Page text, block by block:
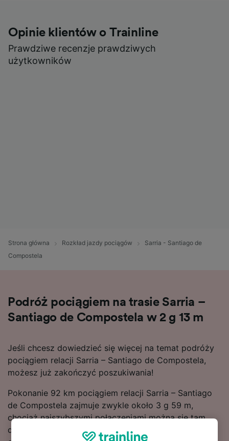
Opinie klientów o Trainline
Prawdziwe recenzje prawdziwych
użytkowników
Strona główna Rozkład jazdy pociągów
Sarria - Santiago de
Compostela
Podróż pociągiem na trasie Sarria –
Santiago de Compostela w 2 g 13 m
Jeśli chcesz dowiedzieć się więcej na temat podróży
pociągiem relacji Sarria – Santiago de Compostela,
możesz już zakończyć poszukiwania!
Pokonanie 92 km pociągiem relacji Sarria – Santiago
de Compostela zajmuje zwykle około 3 g 59 m,
chociaż najszybszymi połączeniami można się tam
dostać w zaledwie 2 g 13 m. Zwykle trasa ta jest